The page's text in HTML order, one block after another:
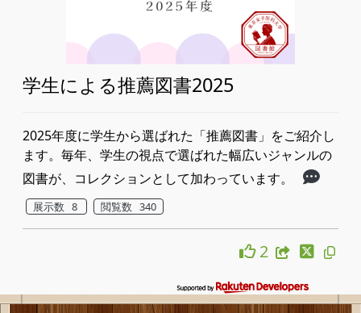
学生による推薦図書2025
2025年度に学生から選ばれた「推薦図書」をご紹介し
ます。毎年、学生の視点で選ばれた幅広いジャンルの
図書が、コレクションとして加わっています。
展示数 8 閲覧数 340
2